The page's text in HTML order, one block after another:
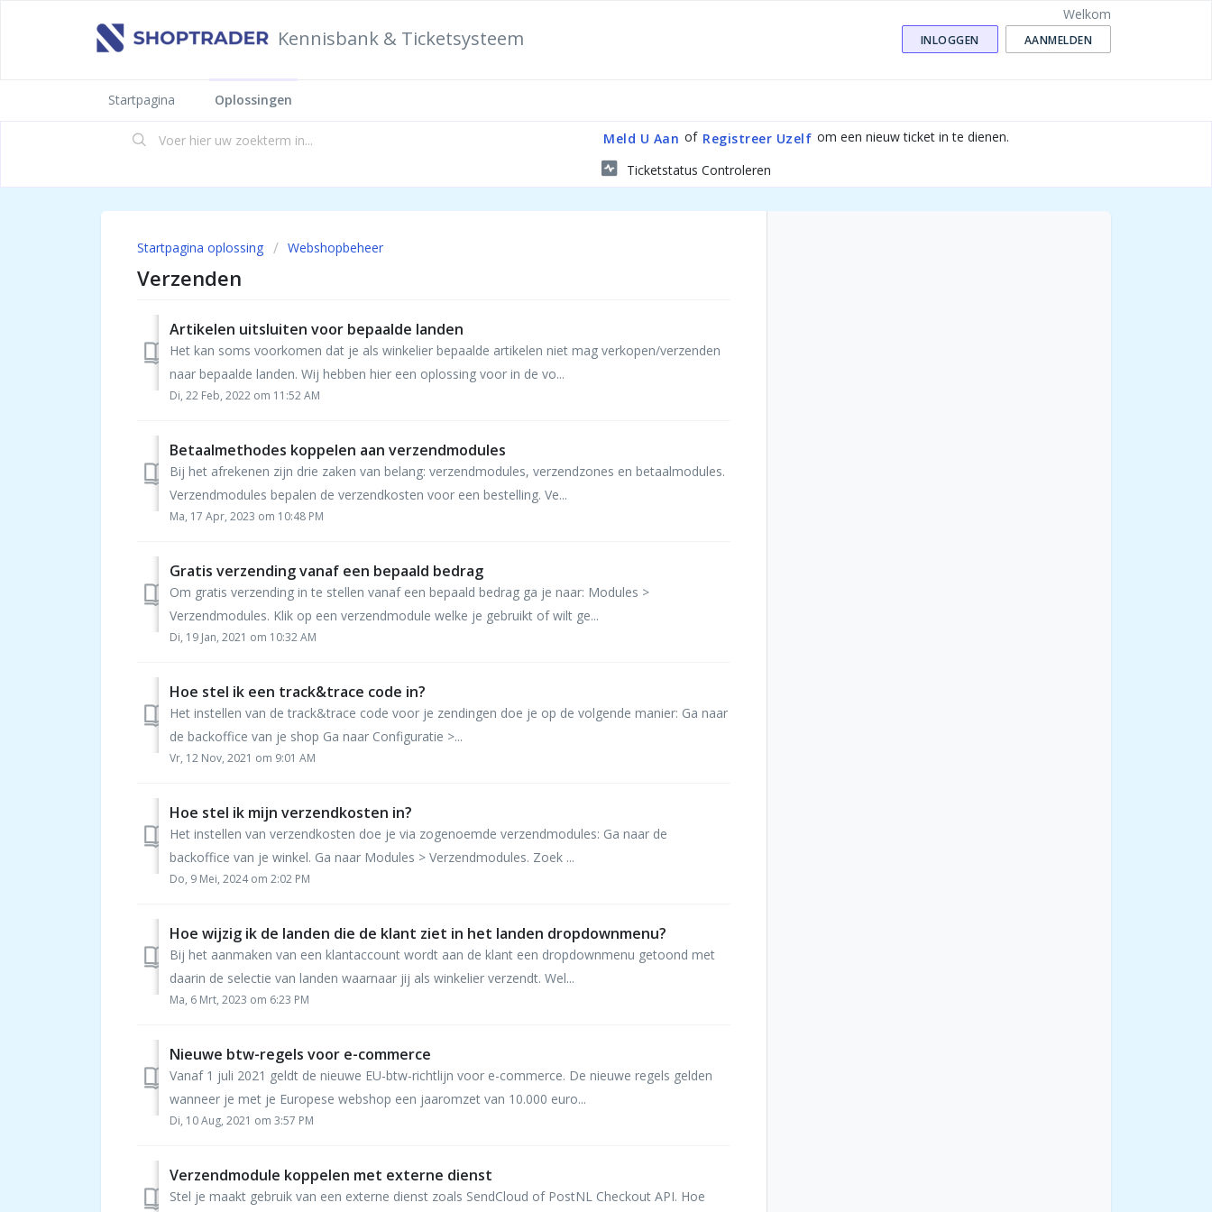
Kennisbank & Ticketsysteem
Welkom
INLOGGEN AANMELDEN
Startpagina Oplossingen
Meld U Aan of Registreer Uzelf om een nieuw ticket in te dienen.
Ticketstatus Controleren
Startpagina oplossing Webshopbeheer
Verzenden
Artikelen uitsluiten voor bepaalde landen
Het kan soms voorkomen dat je als winkelier bepaalde artikelen niet mag verkopen/verzenden
naar bepaalde landen. Wij hebben hier een oplossing voor in de vo...
Di, 22 Feb, 2022 om 11:52 AM
Betaalmethodes koppelen aan verzendmodules
Bij het afrekenen zijn drie zaken van belang: verzendmodules, verzendzones en betaalmodules.
Verzendmodules bepalen de verzendkosten voor een bestelling. Ve...
Ma, 17 Apr, 2023 om 10:48 PM
Gratis verzending vanaf een bepaald bedrag
Om gratis verzending in te stellen vanaf een bepaald bedrag ga je naar: Modules >
Verzendmodules. Klik op een verzendmodule welke je gebruikt of wilt ge...
Di, 19 Jan, 2021 om 10:32 AM
Hoe stel ik een track&trace code in?
Het instellen van de track&trace code voor je zendingen doe je op de volgende manier: Ga naar
de backoffice van je shop Ga naar Configuratie >...
Vr, 12 Nov, 2021 om 9:01 AM
Hoe stel ik mijn verzendkosten in?
Het instellen van verzendkosten doe je via zogenoemde verzendmodules: Ga naar de
backoffice van je winkel. Ga naar Modules > Verzendmodules. Zoek ...
Do, 9 Mei, 2024 om 2:02 PM
Hoe wijzig ik de landen die de klant ziet in het landen dropdownmenu?
Bij het aanmaken van een klantaccount wordt aan de klant een dropdownmenu getoond met
daarin de selectie van landen waarnaar jij als winkelier verzendt. Wel...
Ma, 6 Mrt, 2023 om 6:23 PM
Nieuwe btw-regels voor e-commerce
Vanaf 1 juli 2021 geldt de nieuwe EU-btw-richtlijn voor e-commerce. De nieuwe regels gelden
wanneer je met je Europese webshop een jaaromzet van 10.000 euro...
Di, 10 Aug, 2021 om 3:57 PM
Verzendmodule koppelen met externe dienst
Stel je maakt gebruik van een externe dienst zoals SendCloud of PostNL Checkout API. Hoe